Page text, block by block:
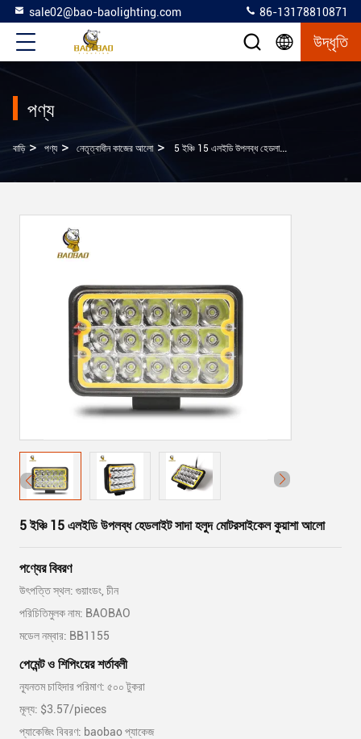
sale02@bao-baolighting.com 86-13178810871
উদ্ধৃতি
পণ্য
বাড়ি > পণ্য > নেতৃত্বাধীন কাজের আলো > 5 ইঞ্চি 15 এলইডি উপলব্ধ হেডলাইট সাদা হলুদ মোটরসাইকেল কুয়াশা আলো
5 ইঞ্চি 15 এলইডি উপলব্ধ হেডলাইট সাদা হলুদ মোটরসাইকেল কুয়াশা আলো
পণ্যের বিবরণ
উৎপত্তি স্থল: গুয়াংডং, চীন
পরিচিতিমুলক নাম: BAOBAO
মডেল নম্বার: BB1155
পেমেন্ট ও শিপিংয়ের শর্তাবলী
ন্যূনতম চাহিদার পরিমাণ: ৫০০ টুকরা
মূল্য: $3.57/pieces
প্যাকেজিং বিবরণ: baobao প্যাকেজ